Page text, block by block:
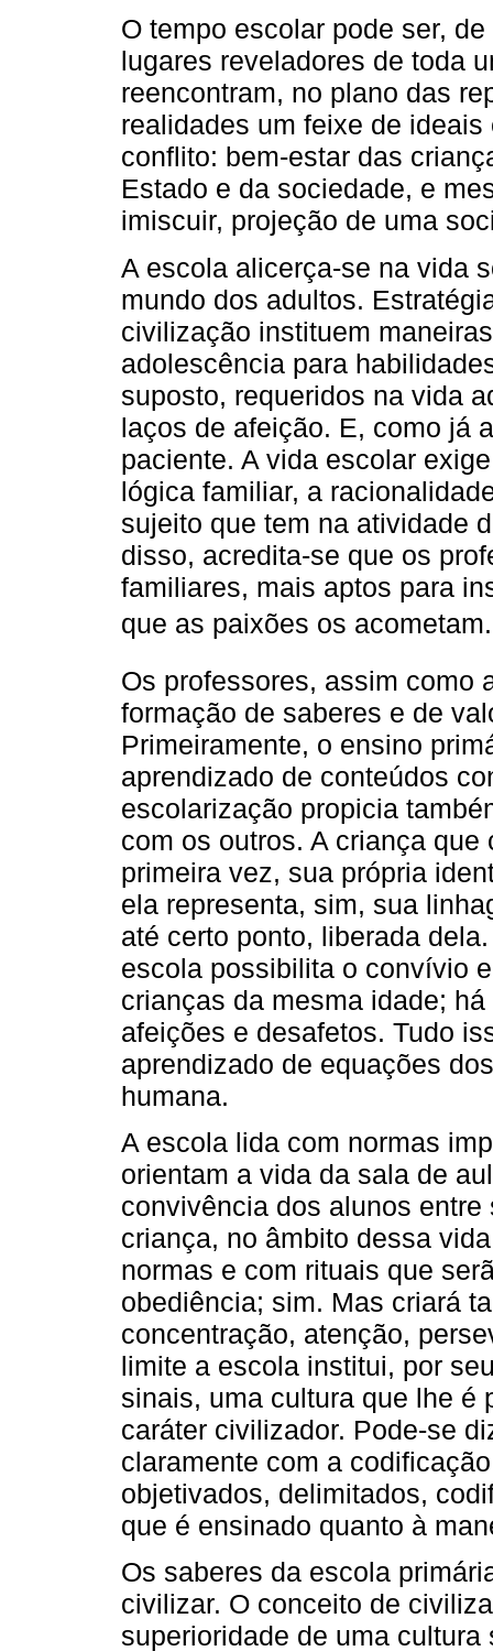
O tempo escolar pode ser,
lugares reveladores de toda
reencontram, no plano das
realidades um feixe de
conflito: bem-estar das
Estado e da sociedade, e
imiscuir, projeção de uma
A escola alicerça-se na vida
mundo dos adultos.
civilização instituem
adolescência para
suposto, requeridos na vida
laços de afeição. E, como já
paciente. A vida escolar
lógica familiar, a
sujeito que tem na atividade
disso, acredita-se que os
familiares, mais aptos para
que as paixões os acometam.
Os professores, assim como
formação de saberes e de
Primeiramente, o ensino
aprendizado de conteúdos
escolarização propicia
com os outros. A criança
primeira vez, sua própria
ela representa, sim, sua
até certo ponto, liberada
escola possibilita o convívio
crianças da mesma idade;
afeições e desafetos. Tudo
aprendizado de equações
humana.
A escola lida com normas
orientam a vida da sala de
convivência dos alunos
criança, no âmbito dessa
normas e com rituais que
obediência; sim. Mas criará
concentração, atenção,
limite a escola institui, por
sinais, uma cultura que lhe é
caráter civilizador. Pode-se
claramente com a
objetivados, delimitados,
que é ensinado quanto à
Os saberes da escola
civilizar. O conceito de
superioridade de uma